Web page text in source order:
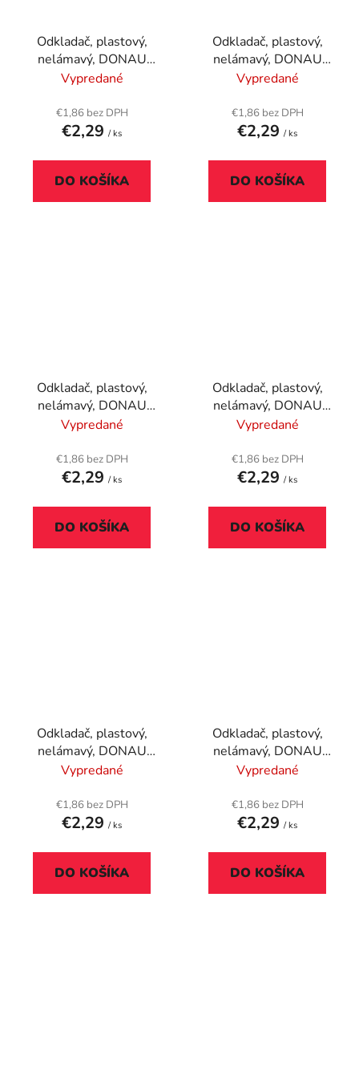
Odkladač, plastový,
nelámavý, DONAU
"Solid", čierna
Vypredané
€1,86 bez DPH
€2,29 / ks
DO KOŠÍKA
Odkladač, plastový,
nelámavý, DONAU
"Solid", modrá
Vypredané
€1,86 bez DPH
€2,29 / ks
DO KOŠÍKA
Odkladač, plastový,
nelámavý, DONAU
"Solid", perleťová
Vypredané
€1,86 bez DPH
€2,29 / ks
DO KOŠÍKA
Odkladač, plastový,
nelámavý, DONAU
"Solid", ružová
Vypredané
€1,86 bez DPH
€2,29 / ks
DO KOŠÍKA
Odkladač, plastový,
nelámavý, DONAU
"Solid", strieborná
Vypredané
€1,86 bez DPH
€2,29 / ks
DO KOŠÍKA
Odkladač, plastový,
nelámavý, DONAU
"Solid", svetlozelená
Vypredané
€1,86 bez DPH
€2,29 / ks
DO KOŠÍKA